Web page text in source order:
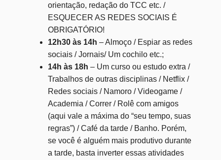
orientação, redação do TCC etc. /
ESQUECER AS REDES SOCIAIS É
OBRIGATÓRIO!
12h30 às 14h – Almoço / Espiar as redes
sociais / Jornais/ Um cochilo etc.;
14h às 18h – Um curso ou estudo extra /
Trabalhos de outras disciplinas / Netflix /
Redes sociais / Namoro / Videogame /
Academia / Correr / Rolê com amigos
(aqui vale a máxima do “seu tempo, suas
regras”) / Café da tarde / Banho. Porém,
se você é alguém mais produtivo durante
a tarde, basta inverter essas atividades